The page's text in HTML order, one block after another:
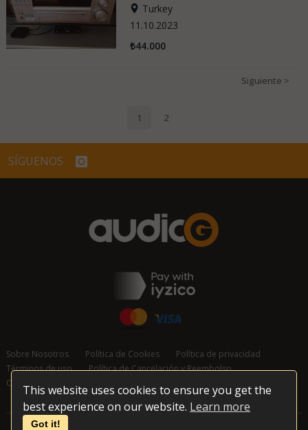
This website uses cookies to ensure you get the
best experience on our website. Learn more
Got it!
Turkey
11.10.2023
₺44.000
SÍGUENOS
Sobre Nosotros Política de Cookies
Política de privacidad
Términos de uso
Política de Cancelación y Reembolso
Contáctanos